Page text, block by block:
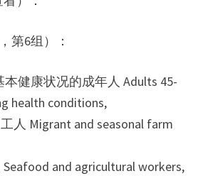
第6组）：
本健康状况的成年人 Adults 45-
health conditions,
人 Migrant and seasonal farm
and agricultural workers,